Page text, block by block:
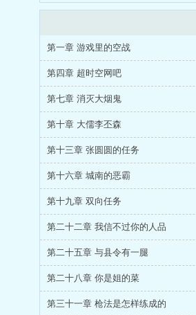
第一章 游戏里的空战
第四章 超时空网吧
第七章 消灭大烟鬼
第十章 大儒李丕森
第十三章 张圆圆的任务
第十六章 城南的恶霸
第十九章 双向任务
第二十二章 我信不过你的人品
第二十五章 与县令有一腿
第二十八章 你是姐的菜
第三十一章 枪法是怎样练成的